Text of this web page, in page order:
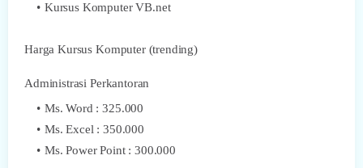
Kursus Komputer VB.net
Harga Kursus Komputer (trending)
Administrasi Perkantoran
Ms. Word : 325.000
Ms. Excel : 350.000
Ms. Power Point : 300.000